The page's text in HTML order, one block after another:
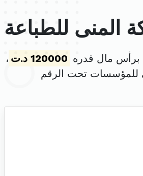
المنى للطباعة
120000 د.ت
،
للمؤسسات تحت الرقم